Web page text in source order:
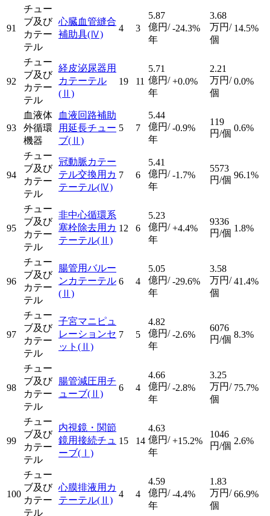
91
チュー
ブ及び
カテー
テル
心臓血管縫合
補助具(Ⅳ)
4 3
5.87
億円/
年
-24.3%
3.68
万円/
個
14.5%
92
チュー
ブ及び
カテー
テル
経皮泌尿器用
カテーテル
(Ⅱ)
19 11
5.71
億円/
年
+0.0%
2.21
万円/
個
0.0%
93
血液体
外循環
機器
血液回路補助
用延長チュー
ブ(Ⅱ)
5 7
5.44
億円/
年
-0.9%
119
円/個
0.6%
94
チュー
ブ及び
カテー
テル
冠動脈カテー
テル交換用カ
テーテル(Ⅳ)
7 6
5.41
億円/
年
-1.7%
5573
円/個 96.1%
95
チュー
ブ及び
カテー
テル
非中心循環系
塞栓除去用カ
テーテル(Ⅱ)
12 6
5.23
億円/
年
+4.4%
9336
円/個 1.8%
96
チュー
ブ及び
カテー
テル
腸管用バルー
ンカテーテル
(Ⅱ)
6 4
5.05
億円/
年
-29.6%
3.58
万円/
個
41.4%
97
チュー
ブ及び
カテー
テル
子宮マニピュ
レーションセ
ット (Ⅱ)
7 5
4.82
億円/
年
-2.6%
6076
円/個 8.3%
98
チュー
ブ及び
カテー
テル
腸管減圧用チ
ューブ(Ⅱ)
6 4
4.66
億円/
年
-2.8%
3.25
万円/
個
75.7%
99
チュー
ブ及び
カテー
テル
内視鏡・関節
鏡用接続チュ
ーブ(Ⅰ)
15 14
4.63
億円/
年
+15.2%
1046
円/個 2.6%
100
チュー
ブ及び
カテー
テル
心膜排液用カ
テーテル(Ⅱ)
4 4
4.59
億円/
年
-4.4%
1.83
万円/
個
66.9%